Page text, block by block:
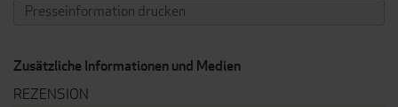
Presseinformation drucken
Zusätzliche Informationen und Medien
REZENSION